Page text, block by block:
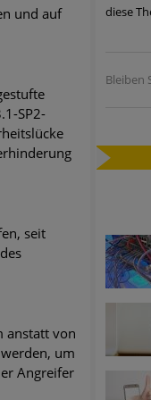
Harpoon
– Amazon hat
und Nutzer im
und auf
SP2-
seit
anstatt von
um
Angreifer
diese
Bleiben